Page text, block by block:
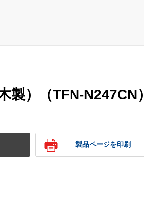
製）（TFN-N247CN）
製品ページを印刷